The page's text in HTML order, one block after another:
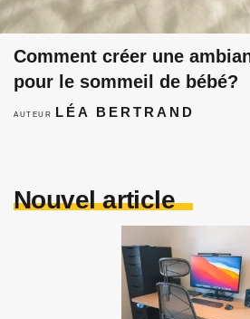
Comment créer une
pour le sommeil de bébé?
AUTEUR LÉA BERTRAND
Nouvel article